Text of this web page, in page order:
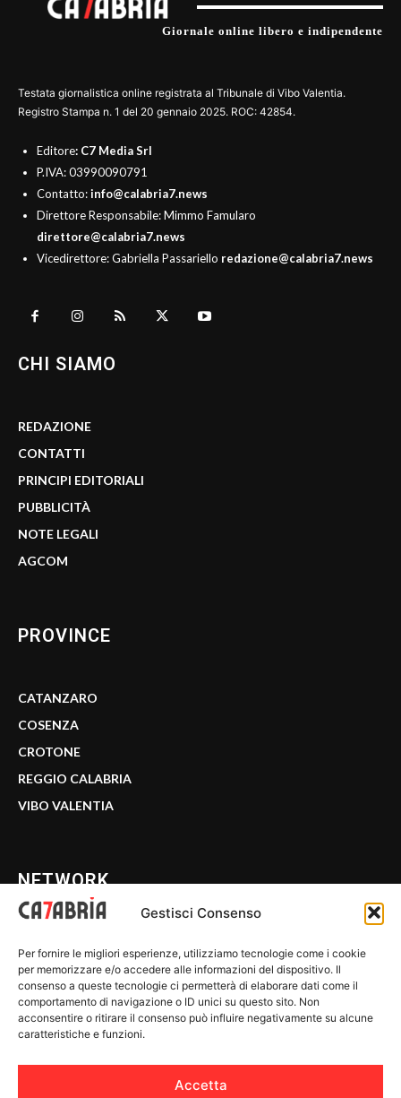
Gestisci Consenso
Per fornire le migliori esperienze, utilizziamo tecnologie come i cookie
per memorizzare e/o accedere alle informazioni del dispositivo. Il
consenso a queste tecnologie ci permetterà di elaborare dati come il
comportamento di navigazione o ID unici su questo sito. Non
acconsentire o ritirare il consenso può influire negativamente su alcune
caratteristiche e funzioni.
Accetta
Giornale online libero e indipendente
Testata giornalistica online registrata al Tribunale di Vibo Valentia.
Registro Stampa n. 1 del 20 gennaio 2025. ROC: 42854.
Editore: C7 Media Srl
P.IVA: 03990090791
Contatto:info@calabria7.news
Direttore Responsabile: Mimmo Famularo
direttore@calabria7.news
Vicedirettore: Gabriella Passariello redazione@calabria7.news
CHI SIAMO
REDAZIONE
CONTATTI
PRINCIPI EDITORIALI
PUBBLICITÀ
NOTE LEGALI
AGCOM
PROVINCE
CATANZARO
COSENZA
CROTONE
REGGIO CALABRIA
VIBO VALENTIA
NETWORK
WE CALABRIA
C7 PLAY
MIX ZONE